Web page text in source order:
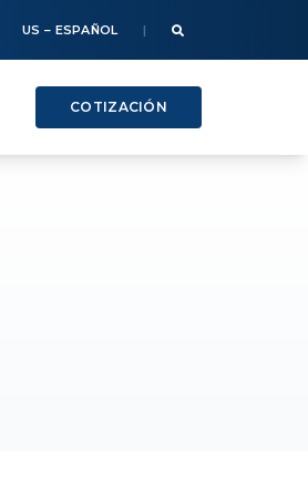
US – ESPAÑOL
COTIZACIÓN